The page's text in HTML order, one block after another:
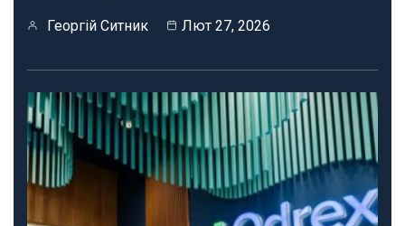
Георгій Ситник Лют 27, 2026